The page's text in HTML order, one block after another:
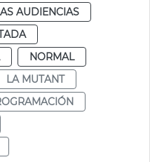
AUDIENCIAS
NORMAL
LA MUTANT